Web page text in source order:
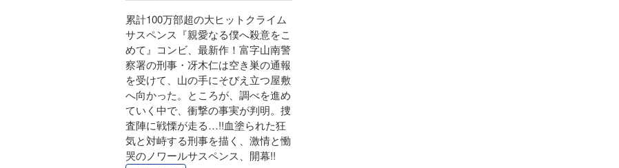
累計100万部超の大ヒットクライム
サスペンス『親愛なる僕へ殺意をこ
めて』コンビ、最新作！富字山南警
察署の刑事・冴木仁は空き巣の通報
を受けて、山の手にそびえ立つ屋敷
へ向かった。ところが、調べを進め
ていく中で、衝撃の事実が判明。捜
査陣に戦慄が走る…!!血塗られた狂
気と対峙する刑事を描く、激情と慟
哭のノワールサスペンス、開幕!!